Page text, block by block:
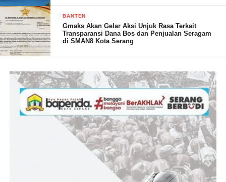
“Nikah terlalu muda harus dihindari karena berisiko tinggi pada
keturunannya. Hal tersebut mengakibatkan salah satu faktor
utama terjadinya stunting,” tutupnya.
(YEN/RG)
BANTEN
Gmaks Akan Gelar Aksi Unjuk Rasa Terkait
Transparansi Dana Bos dan Penjualan Seragam
di SMAN8 Kota Serang